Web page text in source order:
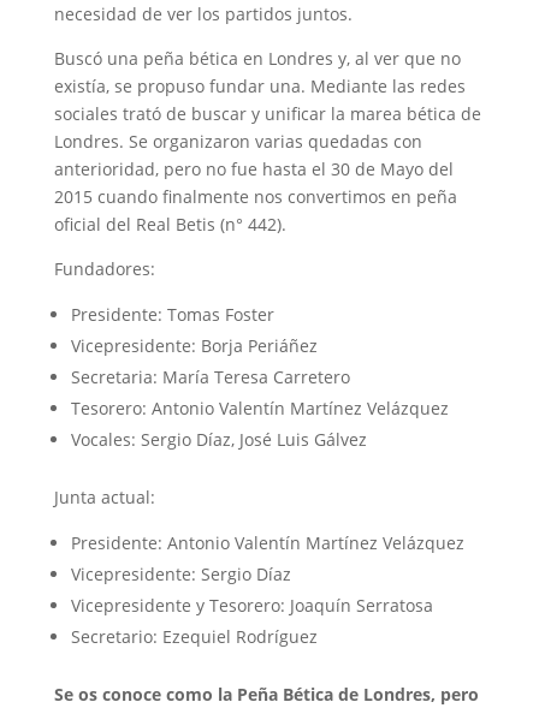
necesidad de ver los partidos juntos.
Buscó una peña bética en Londres y, al ver que no
existía, se propuso fundar una. Mediante las redes
sociales trató de buscar y unificar la marea bética de
Londres. Se organizaron varias quedadas con
anterioridad, pero no fue hasta el 30 de Mayo del
2015 cuando finalmente nos convertimos en peña
oficial del Real Betis (n° 442).
Fundadores:
Presidente: Tomas Foster
Vicepresidente: Borja Periáñez
Secretaria: María Teresa Carretero
Tesorero: Antonio Valentín Martínez Velázquez
Vocales: Sergio Díaz, José Luis Gálvez
Junta actual:
Presidente: Antonio Valentín Martínez Velázquez
Vicepresidente: Sergio Díaz
Vicepresidente y Tesorero: Joaquín Serratosa
Secretario: Ezequiel Rodríguez
Se os conoce como la Peña Bética de Londres, pero